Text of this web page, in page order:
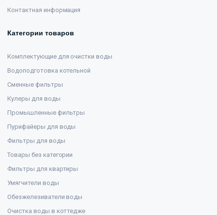
Контактная информация
Категории товаров
Комплектующие для очистки воды
Водоподготовка котельной
Сменные фильтры
Кулеры для воды
Промышленные фильтры
Пурифайеры для воды
Фильтры для воды
Товары без категории
Фильтры для квартиры
Умягчители воды
Обезжелезиватели воды
Очистка воды в коттедже